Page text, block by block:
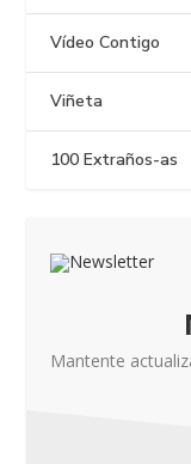
Vídeo Contigo
Viñeta
100 Extraños-as
Mantente